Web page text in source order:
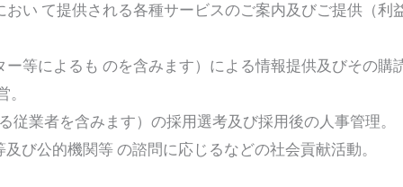
い て提供される各種サービスのご案内及びご提供（利
等によるも のを含みます）による情報提供及びその購
業者を含みます）の採用選考及び採用後の人事管理。
び公的機関等 の諮問に応じるなどの社会貢献活動。